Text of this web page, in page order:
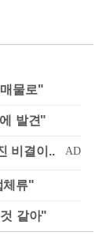
물로"
발견"
체류"
같아"